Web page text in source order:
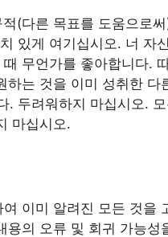
(다른 목표를 도움으로
있게 여기십시오. 너 자
무언가를 좋아합니다.
는 것을 이미 성취한
두려워하지 마십시오.
마십시오.
이미 알려진 모든 것을
의 오류 및 회귀 가능